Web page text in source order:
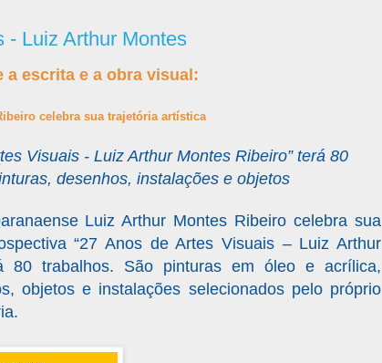
- Luiz Arthur Montes
a escrita e a obra visual:
celebra sua trajetória artística
Visuais - Luiz Arthur Montes Ribeiro” terá 80
desenhos, instalações e objetos
Luiz Arthur Montes Ribeiro celebra sua
“27 Anos de Artes Visuais – Luiz Arthur
80 trabalhos. São pinturas em óleo e acrílica,
objetos e instalações selecionados pelo próprio